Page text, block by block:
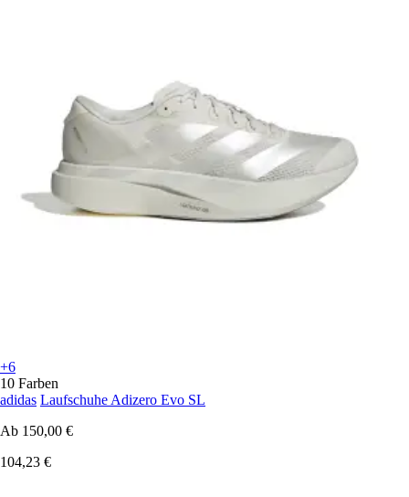
+6
10 Farben
adidas Laufschuhe Adizero Evo SL
Ab 150,00 €
104,23 €